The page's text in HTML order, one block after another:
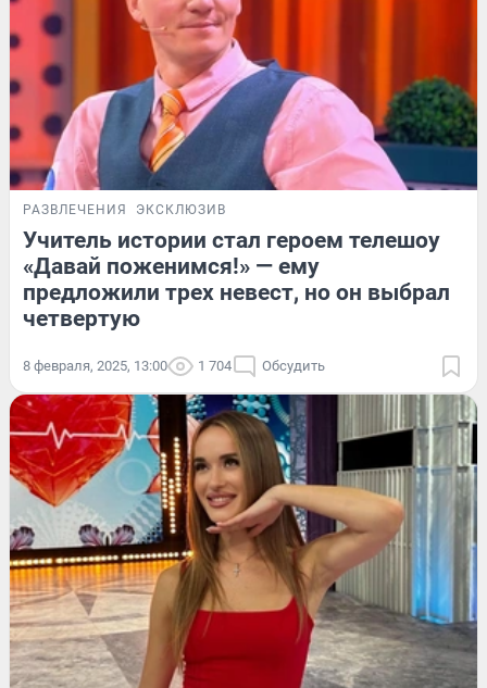
РАЗВЛЕЧЕНИЯ ЭКСКЛЮЗИВ
Учитель истории стал героем телешоу
«Давай поженимся!» — ему
предложили трех невест, но он выбрал
четвертую
8 февраля, 2025, 13:00 1 704 Обсудить